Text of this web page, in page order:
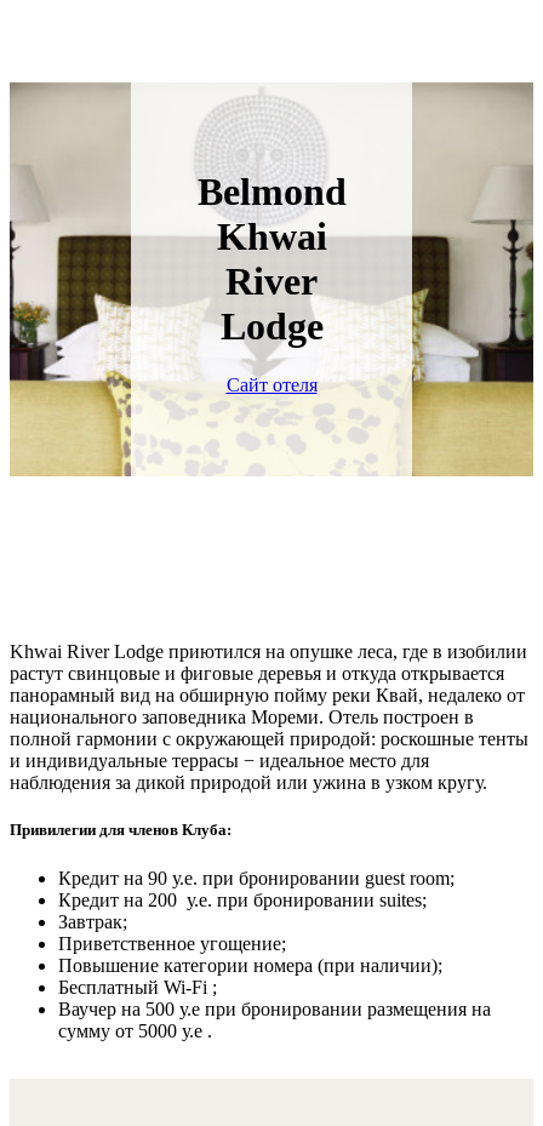
Belmond
Khwai
River
Lodge
Сайт отеля
Khwai River Lodge приютился на опушке леса, где в изобилии
растут свинцовые и фиговые деревья и откуда открывается
панорамный вид на обширную пойму реки Квай, недалеко от
национального заповедника Мореми. Отель построен в
полной гармонии с окружающей природой: роскошные тенты
и индивидуальные террасы − идеальное место для
наблюдения за дикой природой или ужина в узком кругу.
Привилегии для членов Клуба:
Кредит на 90 у.е. при бронировании guest room;
Кредит на 200 у.е. при бронировании suites;
Завтрак;
Приветственное угощение;
Повышение категории номера (при наличии);
Бесплатный Wi-Fi ;
Ваучер на 500 у.е при бронировании размещения на
сумму от 5000 у.е .